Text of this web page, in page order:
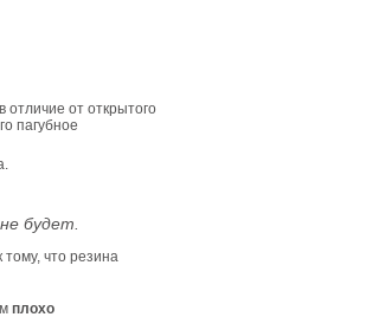
от открытого
пагубное
будет.
что резина
плохо